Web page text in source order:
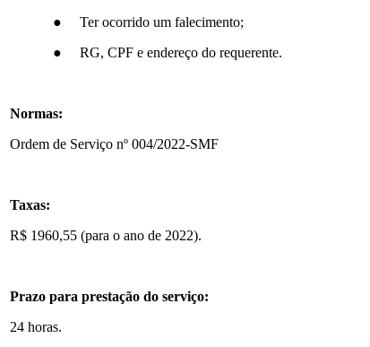
● Ter ocorrido um falecimento;
● RG, CPF e endereço do requerente.
Normas:
Ordem de Serviço nº 004/2022-SMF
Taxas:
R$ 1960,55 (para o ano de 2022).
Prazo para prestação do serviço:
24 horas.